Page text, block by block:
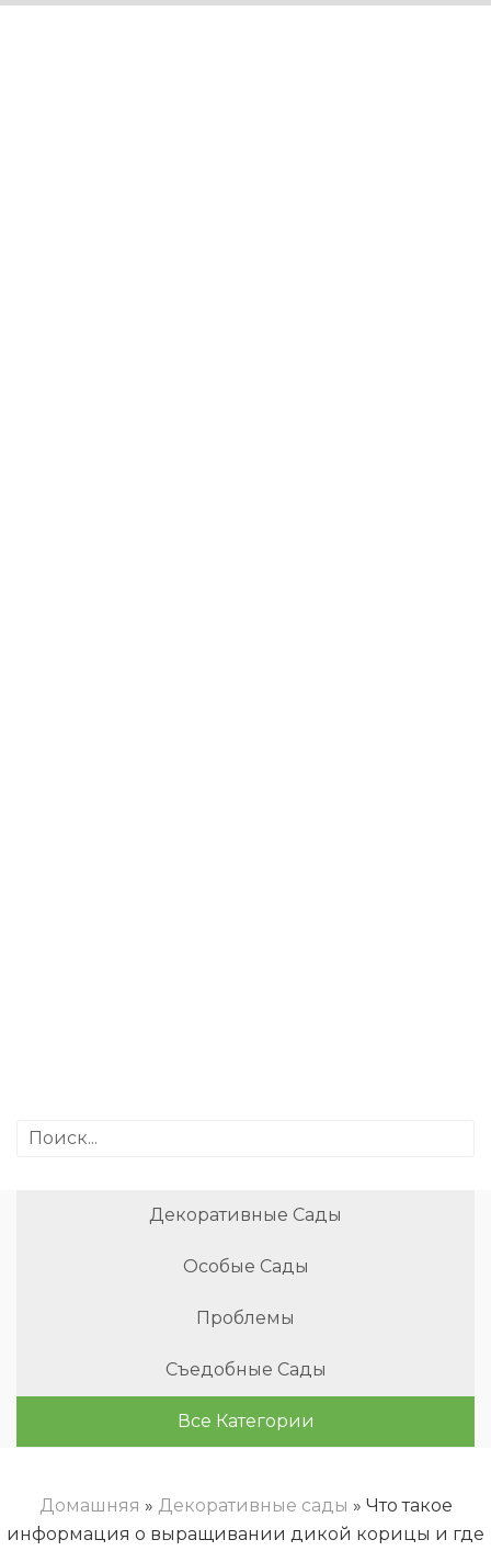
Декоративные Сады
Особые Сады
Проблемы
Съедобные Сады
Все Категории
Домашняя » Декоративные сады » Что такое
информация о выращивании дикой корицы и где